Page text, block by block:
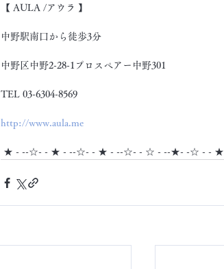
【 AULA /アウラ 】
中野駅南口から徒歩3分
中野区中野2-28-1プロスペアー中野301
TEL 03-6304-8569
http://www.aula.me
★ - --☆- - ★ - --☆- - ★ - --☆- - ☆ - --★- -☆ - - ★